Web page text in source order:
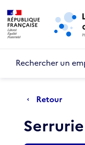
Aller au menu principal
Rechercher un
Retour